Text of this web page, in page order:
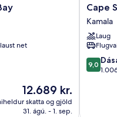
net
Verðið
er
12.689 kr.
12.689 kr.
skatta og gjöld
31. ágú. - 1. sep.
Cape
Sienna
Hotel
&
Villas
Kamala
Cape
Kamala
Laug
9.0
af
9,0